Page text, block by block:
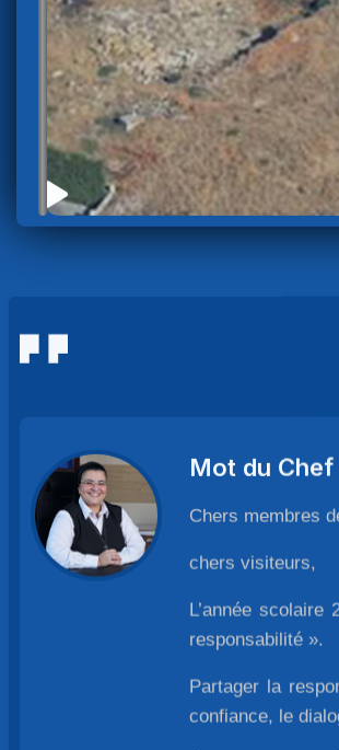
Mot du Chef
Chers membres
chers visiteurs,
L’année scolaire
responsabilité ».
Partager la
confiance, le